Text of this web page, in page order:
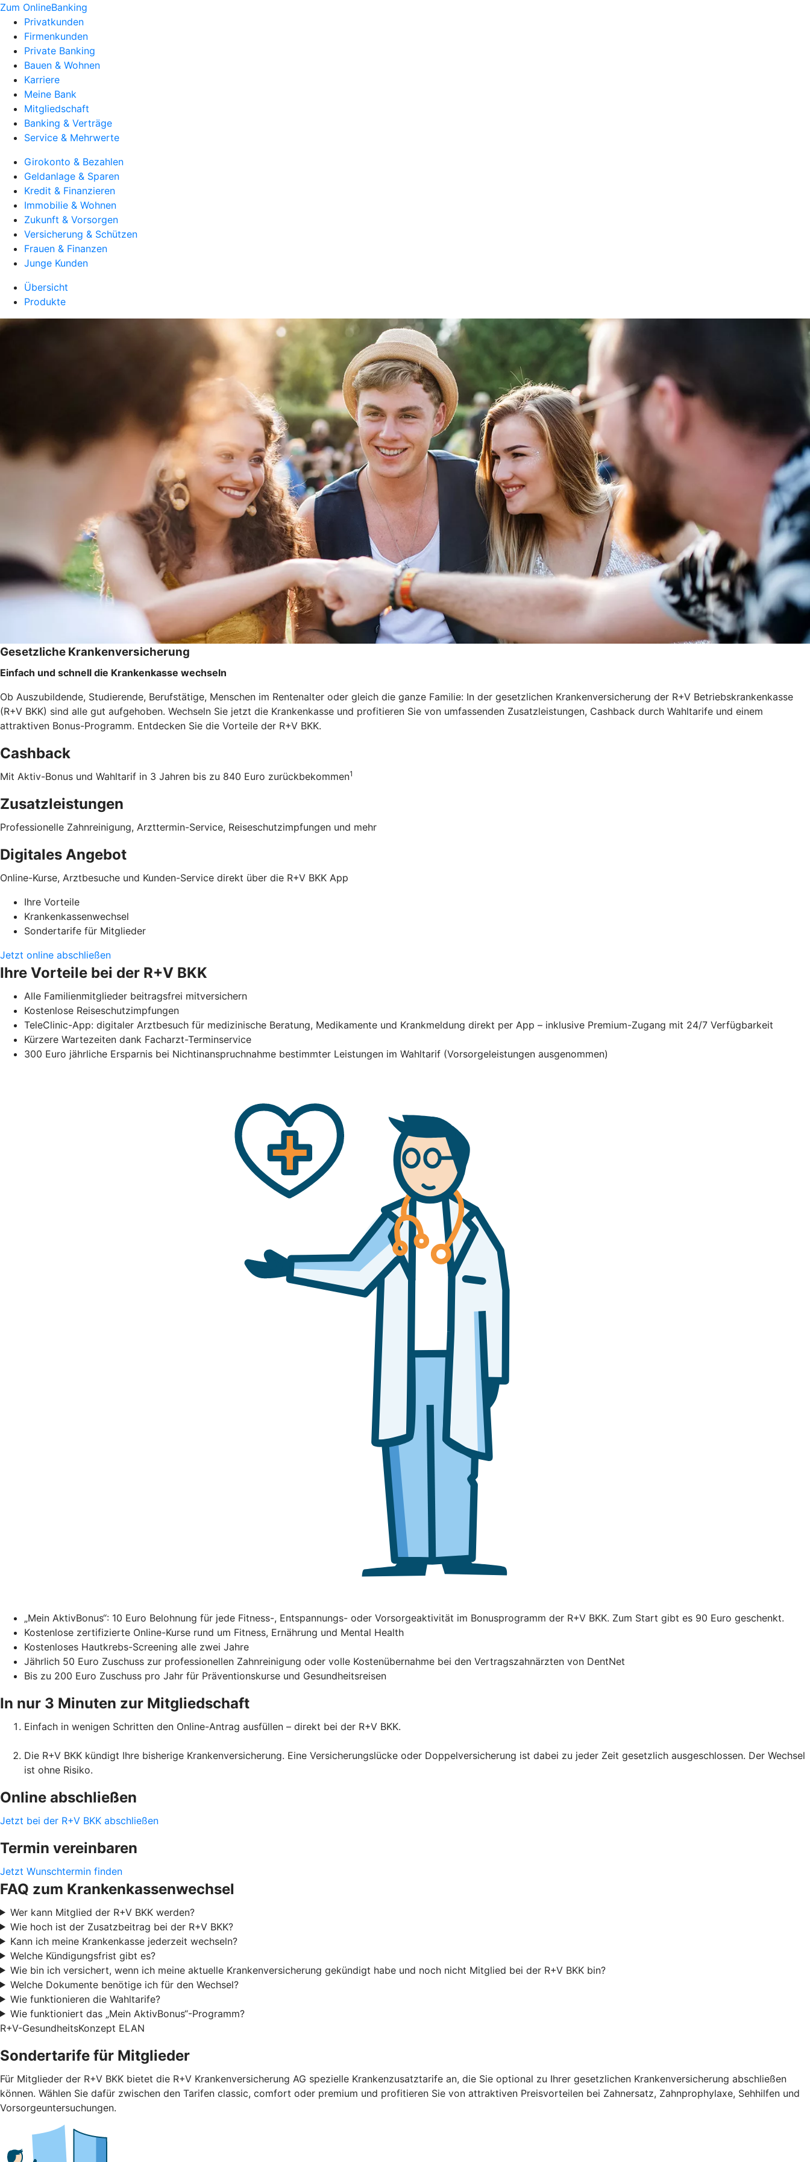
Zum OnlineBanking
Privatkunden
Firmenkunden
Private Banking
Bauen & Wohnen
Karriere
Meine Bank
Mitgliedschaft
Banking & Verträge
Service & Mehrwerte
Girokonto & Bezahlen
Geldanlage & Sparen
Kredit & Finanzieren
Immobilie & Wohnen
Zukunft & Vorsorgen
Versicherung & Schützen
Frauen & Finanzen
Junge Kunden
Übersicht
Produkte
Gesetzliche Krankenversicherung
Einfach und schnell die Krankenkasse wechseln
Ob Auszubildende, Studierende, Berufstätige, Menschen im Rentenalter oder gleich die ganze Familie: In der gesetzlichen Krankenversicherung der R+V Betriebskrankenkasse
(R+V BKK) sind alle gut aufgehoben. Wechseln Sie jetzt die Krankenkasse und profitieren Sie von umfassenden Zusatzleistungen, Cashback durch Wahltarife und einem
attraktiven Bonus-Programm. Entdecken Sie die Vorteile der R+V BKK.
Cashback
Mit Aktiv-Bonus und Wahltarif in 3 Jahren bis zu 840 Euro zurückbekommen1
Zusatzleistungen
Professionelle Zahnreinigung, Arzttermin-Service, Reiseschutzimpfungen und mehr
Digitales Angebot
Online-Kurse, Arztbesuche und Kunden-Service direkt über die R+V BKK App
Ihre Vorteile
Krankenkassenwechsel
Sondertarife für Mitglieder
Jetzt online abschließen
Ihre Vorteile bei der R+V BKK
Alle Familienmitglieder beitragsfrei mitversichern
Kostenlose Reiseschutzimpfungen
TeleClinic-App: digitaler Arztbesuch für medizinische Beratung, Medikamente und Krankmeldung direkt per App – inklusive Premium-Zugang mit 24/7 Verfügbarkeit
Kürzere Wartezeiten dank Facharzt-Terminservice
300 Euro jährliche Ersparnis bei Nichtinanspruchnahme bestimmter Leistungen im Wahltarif (Vorsorgeleistungen ausgenommen)
„Mein AktivBonus“: 10 Euro Belohnung für jede Fitness-, Entspannungs- oder Vorsorgeaktivität im Bonusprogramm der R+V BKK. Zum Start gibt es 90 Euro geschenkt.
Kostenlose zertifizierte Online-Kurse rund um Fitness, Ernährung und Mental Health
Kostenloses Hautkrebs-Screening alle zwei Jahre
Jährlich 50 Euro Zuschuss zur professionellen Zahnreinigung oder volle Kostenübernahme bei den Vertragszahnärzten von DentNet
Bis zu 200 Euro Zuschuss pro Jahr für Präventionskurse und Gesundheitsreisen
In nur 3 Minuten zur Mitgliedschaft
Einfach in wenigen Schritten den Online-Antrag ausfüllen – direkt bei der R+V BKK.
Die R+V BKK kündigt Ihre bisherige Krankenversicherung. Eine Versicherungslücke oder Doppelversicherung ist dabei zu jeder Zeit gesetzlich ausgeschlossen. Der Wechsel
ist ohne Risiko.
Online abschließen
Jetzt bei der R+V BKK abschließen
Termin vereinbaren
Jetzt Wunschtermin finden
FAQ zum Krankenkassenwechsel
Wer kann Mitglied der R+V BKK werden?
Wie hoch ist der Zusatzbeitrag bei der R+V BKK?
Kann ich meine Krankenkasse jederzeit wechseln?
Welche Kündigungsfrist gibt es?
Wie bin ich versichert, wenn ich meine aktuelle Krankenversicherung gekündigt habe und noch nicht Mitglied bei der R+V BKK bin?
Welche Dokumente benötige ich für den Wechsel?
Wie funktionieren die Wahltarife?
Wie funktioniert das „Mein AktivBonus“-Programm?
R+V-GesundheitsKonzept ELAN
Sondertarife für Mitglieder
Für Mitglieder der R+V BKK bietet die R+V Krankenversicherung AG spezielle Krankenzusatztarife an, die Sie optional zu Ihrer gesetzlichen Krankenversicherung abschließen
können. Wählen Sie dafür zwischen den Tarifen classic, comfort oder premium und profitieren Sie von attraktiven Preisvorteilen bei Zahnersatz, Zahnprophylaxe, Sehhilfen und
Vorsorgeuntersuchungen.